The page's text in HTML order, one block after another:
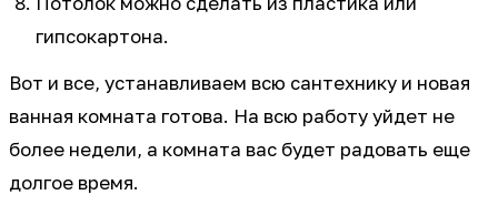
гипсокартона.
Вот и все, устанавливаем всю сантехнику и новая
ванная комната готова. На всю работу уйдет не
более недели, а комната вас будет радовать еще
долгое время.